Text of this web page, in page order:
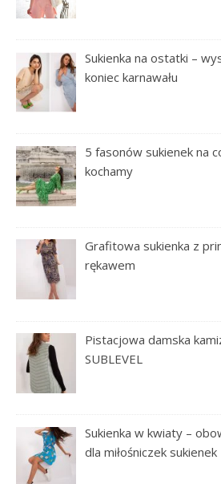
Sukienka na ostatki –
koniec karnawału
5 fasonów sukienek na
kochamy
Grafitowa sukienka z
rękawem
Pistacjowa damska
SUBLEVEL
Sukienka w kwiaty –
dla miłośniczek sukienek